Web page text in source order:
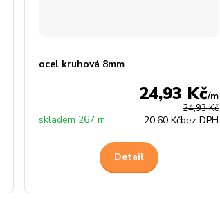
ocel kruhová 8mm
24,93 Kč
24,93 Kč/m
20,60 Kčbez DPH
skladem 267 m
Detail